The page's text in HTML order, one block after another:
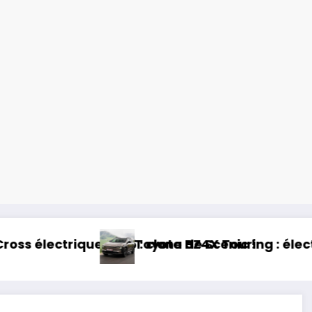
: clone de Scenic !
Toyota BZ4X Touring : électrique et